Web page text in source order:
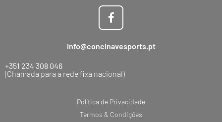
Política de Privacidade
Termos & Condições
info@concinavesports.pt
+351 234 308 046
(Chamada para a rede fixa nacional)